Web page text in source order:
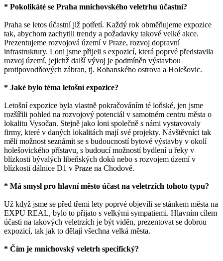
* Pokolikáté se Praha mnichovského veletrhu účastní?
Praha se letos účastní již potřetí. Každý rok obměňujeme expozice
tak, abychom zachytili trendy a požadavky takové velké akce.
Prezentujeme rozvojová území v Praze, rozvoj dopravní
infrastruktury. Loni jsme přijeli s expozicí, která poprvé představila
rozvoj území, jejichž další vývoj je podmíněn výstavbou
protipovodňových zábran, tj. Rohanského ostrova a Holešovic.
* Jaké bylo téma letošní expozice?
Letošní expozice byla vlastně pokračováním té loňské, jen jsme
rozšířili pohled na rozvojový potenciál v samotném centru města o
lokalitu Vysočan. Stejně jako loni společně s námi vystavovaly
firmy, které v daných lokalitách mají své projekty. Návštěvníci tak
měli možnost seznámit se s budoucností bytové výstavby v okolí
holešovického přístavu, s budoucí možností bydlení u řeky v
blízkosti bývalých libeňských doků nebo s rozvojem území v
blízkosti dálnice D1 v Praze na Chodově.
* Má smysl pro hlavní město účast na veletrzích tohoto typu?
Už když jsme se před třemi lety poprvé objevili se stánkem města na
EXPU REAL, bylo to přijato s velkými sympatiemi. Hlavním cílem
účasti na takových veletrzích je být viděn, prezentovat se dobrou
expozicí, tak jak to dělají všechna velká města.
* Čím je mnichovský veletrh specifický?